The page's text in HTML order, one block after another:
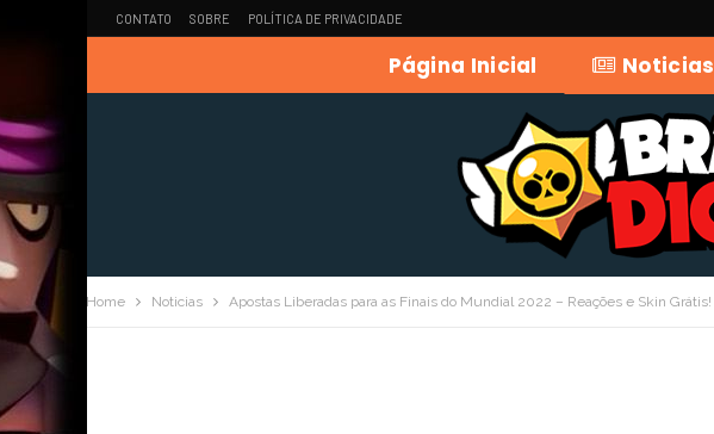
CONTATO SOBRE POLÍTICA DE PRIVACIDADE
Página Inicial Noticias
Home Noticias Apostas Liberadas para as Finais do Mundial 2022 – Reações e Skin Grátis!